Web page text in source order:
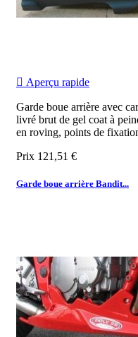
 Aperçu rapide
Garde boue arrière avec
livré brut de gel coat à
en roving, points de
Prix 121,51 €
Garde boue arrière Bandit...